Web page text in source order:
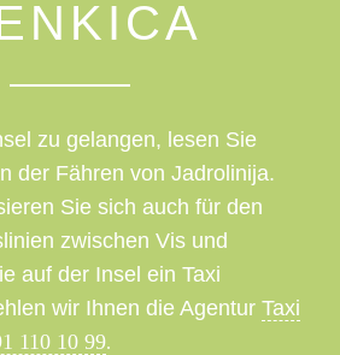
zu gelangen, lesen Sie
der Fähren von Jadrolinija.
Sie sich auch für den
zwischen Vis und
auf der Insel ein Taxi
wir Ihnen die AgenturTaxi
110 10 99.